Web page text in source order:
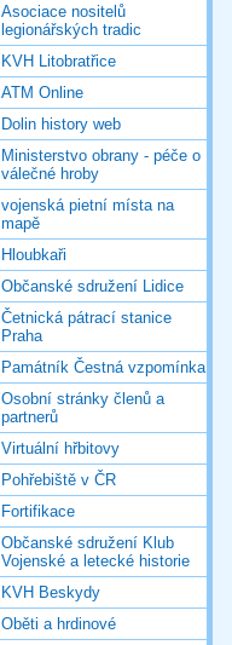
Asociace nositelů
legionářských tradic
KVH Litobratřice
ATM Online
Dolin history web
Ministerstvo obrany - péče o
válečné hroby
vojenská pietní místa na
mapě
Hloubkaři
Občanské sdružení Lidice
Četnická pátrací stanice
Praha
Památník Čestná vzpomínka
Osobní stránky členů a
partnerů
Virtuální hřbitovy
Pohřebiště v ČR
Fortifikace
Občanské sdružení Klub
Vojenské a letecké historie
KVH Beskydy
Oběti a hrdinové